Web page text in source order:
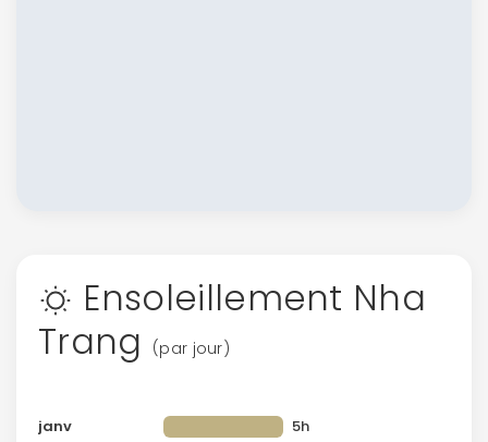
Ensoleillement Nha
Trang
(par jour)
janv
5h